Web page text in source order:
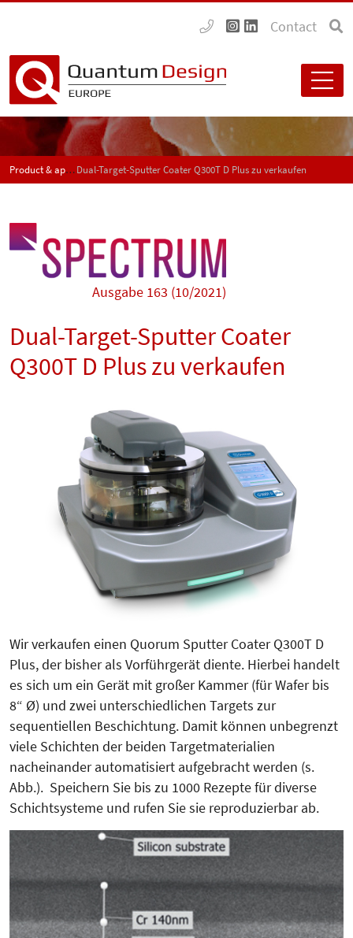
Contact
Product & application news - SPECTRUMDual-Target-Sputter Coater Q300T D Plus zu verkaufen
Ausgabe 163 (10/2021)
Dual-Target-Sputter Coater
Q300T D Plus zu verkaufen
Wir verkaufen einen Quorum Sputter Coater Q300T D
Plus, der bisher als Vorführgerät diente. Hierbei handelt
es sich um ein Gerät mit großer Kammer (für Wafer bis
8“ Ø) und zwei unterschiedlichen Targets zur
sequentiellen Beschichtung. Damit können unbegrenzt
viele Schichten der beiden Targetmaterialien
nacheinander automatisiert aufgebracht werden (s.
Abb.). Speichern Sie bis zu 1000 Rezepte für diverse
Schichtsysteme und rufen Sie sie reproduzierbar ab.